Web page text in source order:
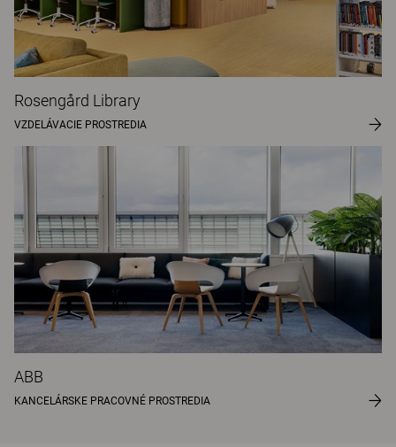
Rosengård Library
VZDELÁVACIE PROSTREDIA
ABB
KANCELÁRSKE PRACOVNÉ PROSTREDIA